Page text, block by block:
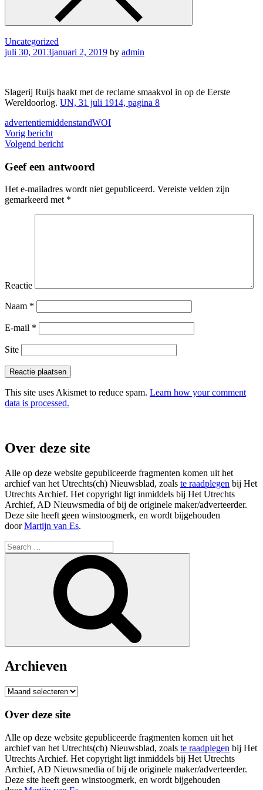
Uncategorized
juli 30, 2013januari 2, 2019 by admin
Slagerij Ruijs haakt met de reclame smaakvol in op de Eerste
Wereldoorlog. UN, 31 juli 1914, pagina 8
advertentiemiddenstandWOI
Berichtnavigatie
Vorig bericht
Volgend bericht
Geef een antwoord
Het e-mailadres wordt niet gepubliceerd. Vereiste velden zijn
gemarkeerd met *
Reactie
Naam *
E-mail *
Site
This site uses Akismet to reduce spam. Learn how your comment
data is processed.
Over deze site
Alle op deze website gepubliceerde fragmenten komen uit het
archief van het Utrechts(ch) Nieuwsblad, zoals te raadplegen bij Het
Utrechts Archief. Het copyright ligt inmiddels bij Het Utrechts
Archief, AD Nieuwsmedia of bij de originele maker/adverteerder.
Deze site heeft geen winstoogmerk, en wordt bijgehouden
doorMartijn van Es.
Search
for:
Archieven
Archieven
Over deze site
Alle op deze website gepubliceerde fragmenten komen uit het
archief van het Utrechts(ch) Nieuwsblad, zoals te raadplegen bij Het
Utrechts Archief. Het copyright ligt inmiddels bij Het Utrechts
Archief, AD Nieuwsmedia of bij de originele maker/adverteerder.
Deze site heeft geen winstoogmerk, en wordt bijgehouden